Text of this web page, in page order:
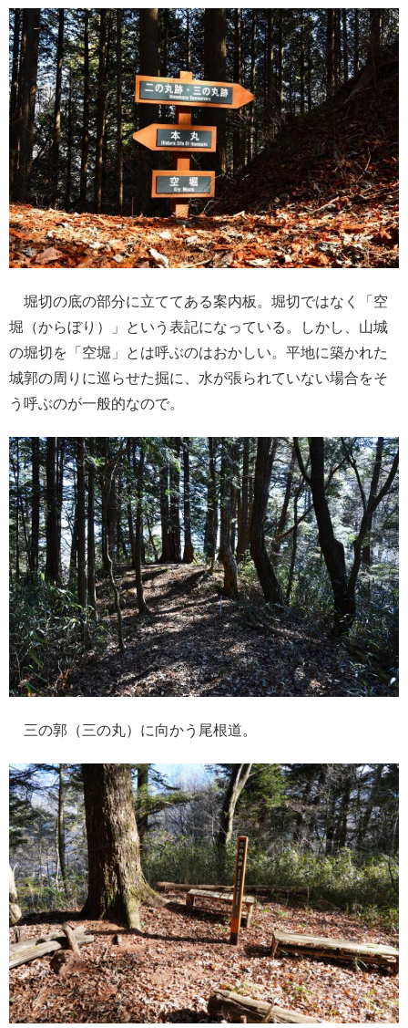
堀切の底の部分に立ててある案内板。堀切ではなく「空
堀（からぼり）」という表記になっている。しかし、山城
の堀切を「空堀」とは呼ぶのはおかしい。平地に築かれた
城郭の周りに巡らせた掘に、水が張られていない場合をそ
う呼ぶのが一般的なので。
三の郭（三の丸）に向かう尾根道。